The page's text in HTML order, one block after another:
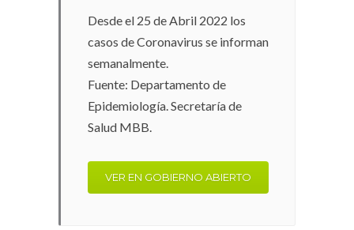
Desde el 25 de Abril 2022 los
casos de Coronavirus se informan
semanalmente.
Fuente: Departamento de
Epidemiología. Secretaría de
Salud MBB.
VER EN GOBIERNO ABIERTO